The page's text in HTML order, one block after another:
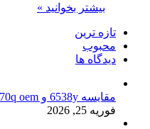
بیشتر بخوانید »
تازه ترین
محبوب
دیدگاه ها
مقایسه 6538y و intel xeon platinum 8470q oem
فوریه 25, 2026